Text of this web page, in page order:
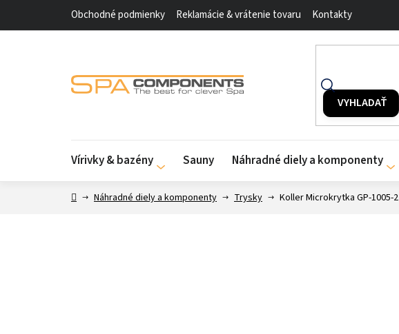
Obchodné podmienky Reklamácie & vrátenie tovaru Kontakty
Vírivky & bazény Sauny Náhradné diely a komponenty
DomovNáhradné diely a komponenty Trysky Koller Microkrytka GP-1005-2